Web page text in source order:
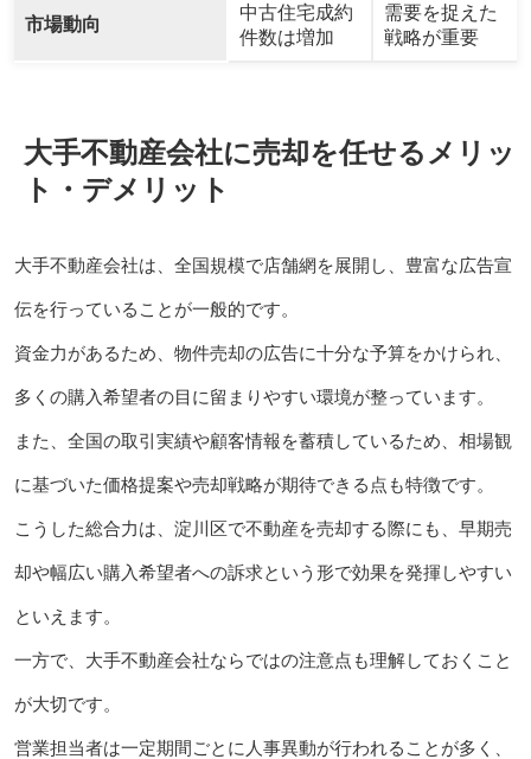
市場動向
中古住宅成約
件数は増加
需要を捉えた
戦略が重要
大手不動産会社に売却を任せるメリッ
ト・デメリット
大手不動産会社は、全国規模で店舗網を展開し、豊富な広告宣
伝を行っていることが一般的です。
資金力があるため、物件売却の広告に十分な予算をかけられ、
多くの購入希望者の目に留まりやすい環境が整っています。
また、全国の取引実績や顧客情報を蓄積しているため、相場観
に基づいた価格提案や売却戦略が期待できる点も特徴です。
こうした総合力は、淀川区で不動産を売却する際にも、早期売
却や幅広い購入希望者への訴求という形で効果を発揮しやすい
といえます。
一方で、大手不動産会社ならではの注意点も理解しておくこと
が大切です。
営業担当者は一定期間ごとに人事異動が行われることが多く、